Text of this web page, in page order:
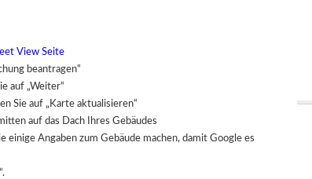
View Seite
beantragen“
auf „Weiter“
Sie auf „Karte aktualisieren“
auf das Dach Ihres Gebäudes
einige Angaben zum Gebäude machen, damit Google es